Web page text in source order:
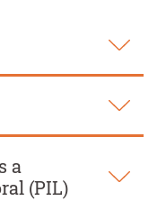
a
(PIL)